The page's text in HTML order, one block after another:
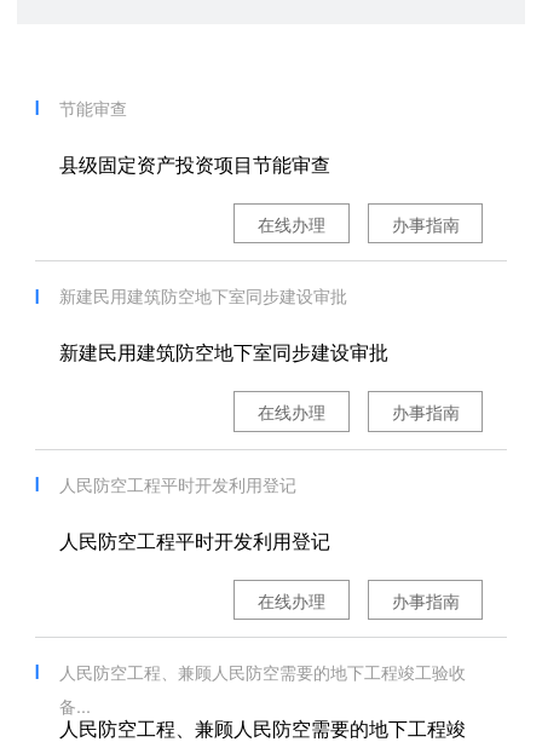
节能审查
县级固定资产投资项目节能审查
办事指南
在线办理
新建民用建筑防空地下室同步建设审批
新建民用建筑防空地下室同步建设审批
办事指南
在线办理
人民防空工程平时开发利用登记
人民防空工程平时开发利用登记
办事指南
在线办理
人民防空工程、兼顾人民防空需要的地下工程竣工验收
备...
人民防空工程、兼顾人民防空需要的地下工程竣